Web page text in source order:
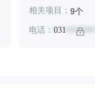
相关项目： 9个
电话： 031 *******